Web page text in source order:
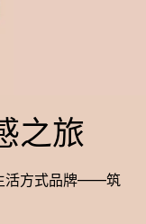
之旅
活方式品牌——筑